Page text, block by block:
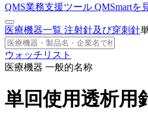
QMS業務支援ツール QMSmartを
医療機器一覧 注射針及び穿刺針
ウォッチリスト
医療機器 一般的名称
単回使用透析用